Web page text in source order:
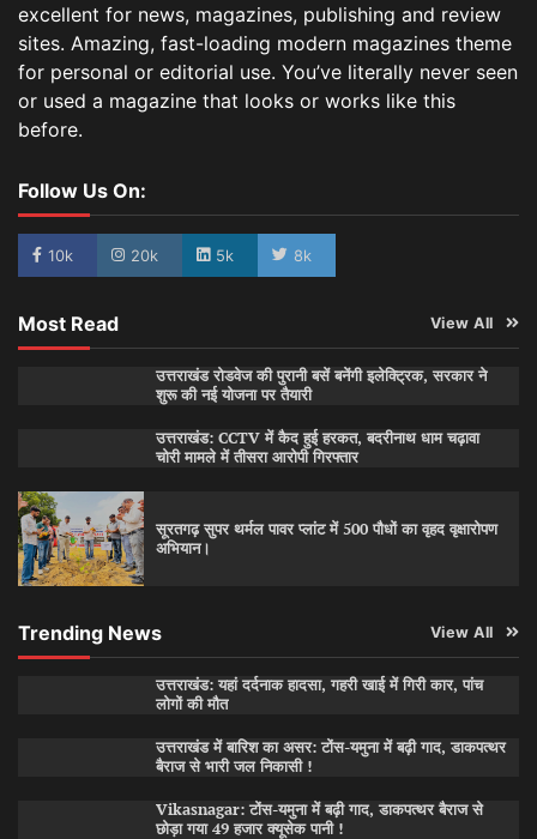
excellent for news, magazines, publishing and review
sites. Amazing, fast-loading modern magazines theme
for personal or editorial use. You’ve literally never seen
or used a magazine that looks or works like this
before.
Follow Us On:
10k 20k 5k 8k
Most Read View All
उत्तराखंड रोडवेज की पुरानी बसें बनेंगी इलेक्ट्रिक, सरकार ने
शुरू की नई योजना पर तैयारी
उत्तराखंड: CCTV में कैद हुई हरकत, बदरीनाथ धाम चढ़ावा
चोरी मामले में तीसरा आरोपी गिरफ्तार
सूरतगढ़ सुपर थर्मल पावर प्लांट में 500 पौधों का वृहद वृक्षारोपण
अभियान।
Trending News View All
उत्तराखंड: यहां दर्दनाक हादसा, गहरी खाई में गिरी कार, पांच
लोगों की मौत
उत्तराखंड में बारिश का असर: टोंस-यमुना में बढ़ी गाद, डाकपत्थर
बैराज से भारी जल निकासी !
Vikasnagar: टोंस-यमुना में बढ़ी गाद, डाकपत्थर बैराज से
छोड़ा गया 49 हजार क्यूसेक पानी !